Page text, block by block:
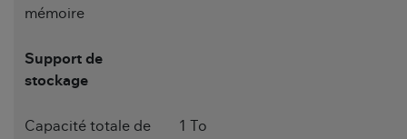
mémoire
Support de
stockage
Capacité totale de
1 To